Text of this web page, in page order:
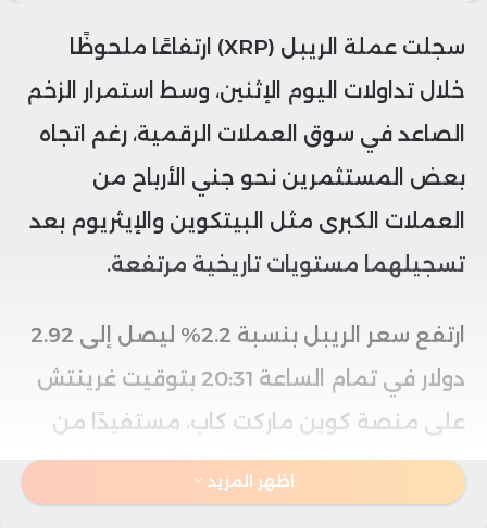
سجلت عملة الريبل (XRP) ارتفاعًا ملحوظًا
خلال تداولات اليوم الإثنين، وسط استمرار الزخم
الصاعد في سوق العملات الرقمية، رغم اتجاه
بعض المستثمرين نحو جني الأرباح من
العملات الكبرى مثل البيتكوين والإيثريوم بعد
تسجيلهما مستويات تاريخية مرتفعة.
ارتفع سعر الريبل بنسبة 2.2% ليصل إلى 2.92
دولار في تمام الساعة 20:31 بتوقيت غرينتش
على منصة كوين ماركت كاب، مستفيدًا من
التحركات الإيجابية في السوق الرقمي بشكل
عام، في حين شهدت عملات رئيسية أخرى
اظهر المزيد